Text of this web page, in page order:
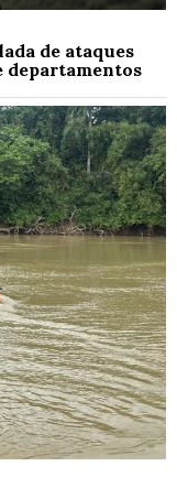
de ataques
departamentos